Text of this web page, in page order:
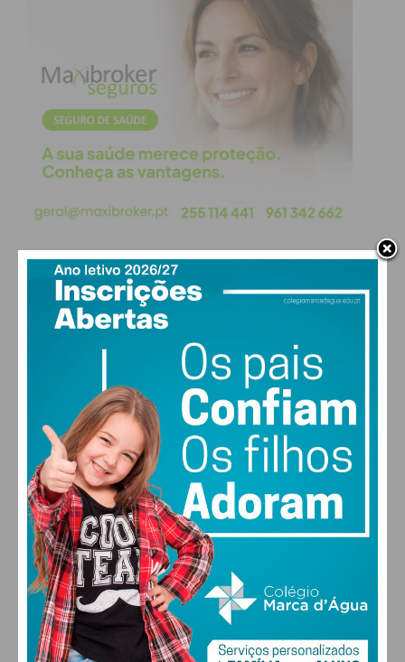
PAÇOS DE FERREIRA
°
59% humidade
vento: 1m/s O
MAX 23 • MIN 23
30°
SEX
28
SÁB
28°
DOM
29 °
SEG
ALTERAR